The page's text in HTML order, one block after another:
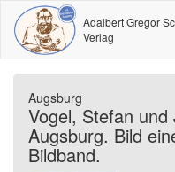
Adalbert Gregor
Verlag
Augsburg
Vogel, Stefan
Augsburg. Bild
Bildband.